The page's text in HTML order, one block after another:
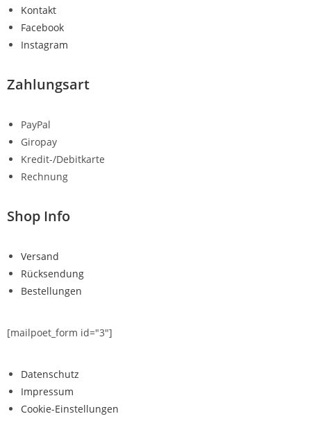
Kontakt
Facebook
Instagram
Zahlungsart
PayPal
Giropay
Kredit-/Debitkarte
Rechnung
Shop Info
Versand
Rücksendung
Bestellungen
[mailpoet_form id="3"]
Datenschutz
Impressum
Cookie-Einstellungen